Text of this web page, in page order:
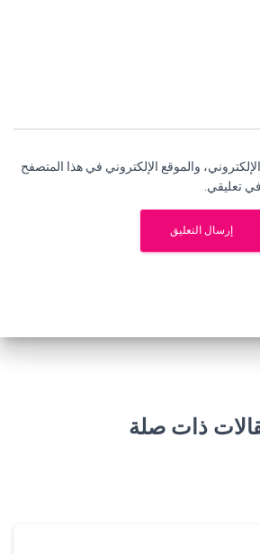
والموقع الإلكتروني في هذا المتصفح
تعليقي.
ذات صلة